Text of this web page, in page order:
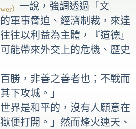
） 一說，強調透過「文
軍事脅迫、經濟制裁，來達
往以利益為主體，『道德』
能帶來外交上的危機、歷史
勝，非善之善者也；不戰而
下攻城。」
界是和平的，沒有人願意在
便打開。」然而烽火連天、